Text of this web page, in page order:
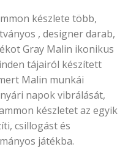
készlete több,
, designer darab,
Gray Malin ikonikus
tájairól készített
Malin munkái
napok vibrálását,
készletet az egyik
csillogást és
játékba.